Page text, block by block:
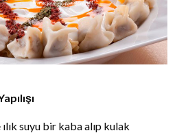
suyu bir kaba alıp kulak